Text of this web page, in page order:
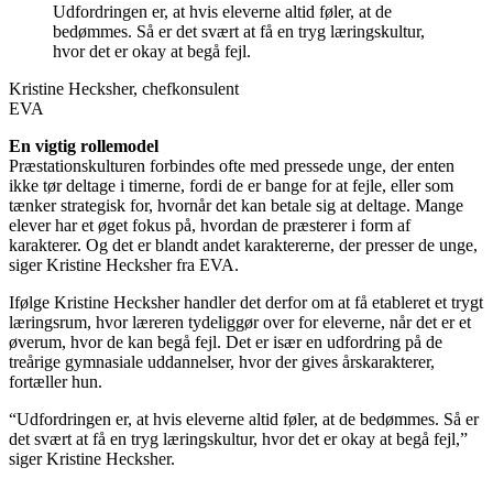
Udfordringen er, at hvis eleverne altid føler, at de
bedømmes. Så er det svært at få en tryg læringskultur,
hvor det er okay at begå fejl.
Kristine Hecksher, chefkonsulent
EVA
En vigtig rollemodel
Præstationskulturen forbindes ofte med pressede unge, der enten
ikke tør deltage i timerne, fordi de er bange for at fejle, eller som
tænker strategisk for, hvornår det kan betale sig at deltage. Mange
elever har et øget fokus på, hvordan de præsterer i form af
karakterer. Og det er blandt andet karaktererne, der presser de unge,
siger Kristine Hecksher fra EVA.
Ifølge Kristine Hecksher handler det derfor om at få etableret et trygt
læringsrum, hvor læreren tydeliggør over for eleverne, når det er et
øverum, hvor de kan begå fejl. Det er især en udfordring på de
treårige gymnasiale uddannelser, hvor der gives årskarakterer,
fortæller hun.
“Udfordringen er, at hvis eleverne altid føler, at de bedømmes. Så er
det svært at få en tryg læringskultur, hvor det er okay at begå fejl,”
siger Kristine Hecksher.